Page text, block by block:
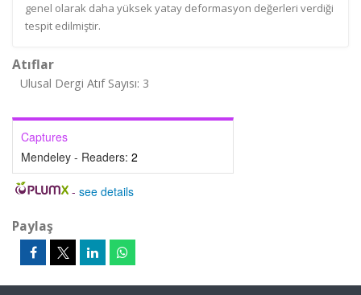
genel olarak daha yüksek yatay deformasyon değerleri verdiği
tespit edilmiştir.
Atıflar
Ulusal Dergi Atıf Sayısı: 3
Captures
Mendeley - Readers: 2
- see details
Paylaş